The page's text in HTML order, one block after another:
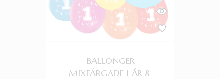
BALLONGER
MIXFÄRGADE 1 ÅR 8-